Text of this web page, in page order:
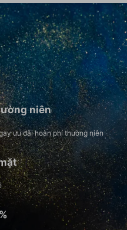
niên
ưu đãi hoàn phí thường niên